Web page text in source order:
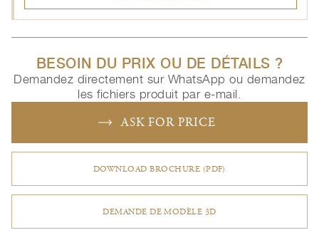
BESOIN DU PRIX OU DE DÉTAILS ?
Demandez directement sur WhatsApp ou demandez
les fichiers produit par e-mail.
ASK FOR PRICE
DOWNLOAD BROCHURE (PDF)
DEMANDE DE MODÈLE 3D